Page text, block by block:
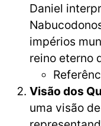
Daniel
impérios
reino eterno
Visão dos
uma visão